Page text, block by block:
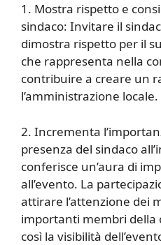
1. Mostra rispetto e
sindaco: Invitare il
dimostra rispetto per il
che rappresenta nella
contribuire a creare un
l’amministrazione locale.
2. Incrementa
presenza del sindaco
conferisce un’aura di
all’evento. La
attirare l’attenzione dei
importanti membri
così la visibilità